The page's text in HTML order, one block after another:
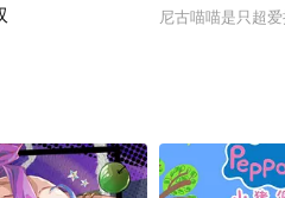
的了价值20亿日圆的丰厚遗产和一封遗书
尼古喵喵是只超